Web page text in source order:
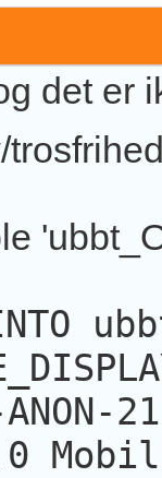
det